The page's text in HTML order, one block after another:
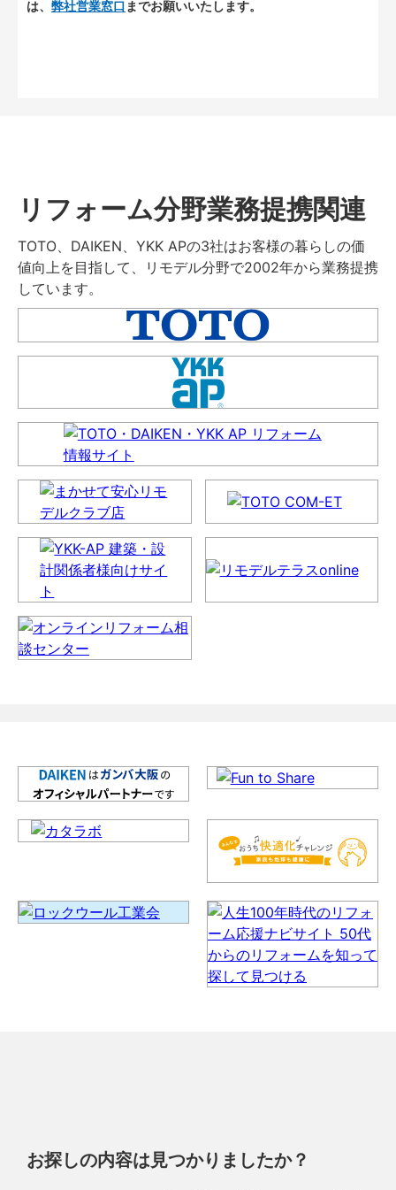
は、 弊社営業窓口 までお願いいたします。
リフォーム分野業務提携関連
TOTO、DAIKEN、YKK APの3社はお客様の暮らしの価
値向上を目指して、リモデル分野で2002年から業務提携
しています。
お探しの内容は見つかりましたか？